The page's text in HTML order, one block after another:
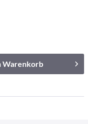
Warenkorb